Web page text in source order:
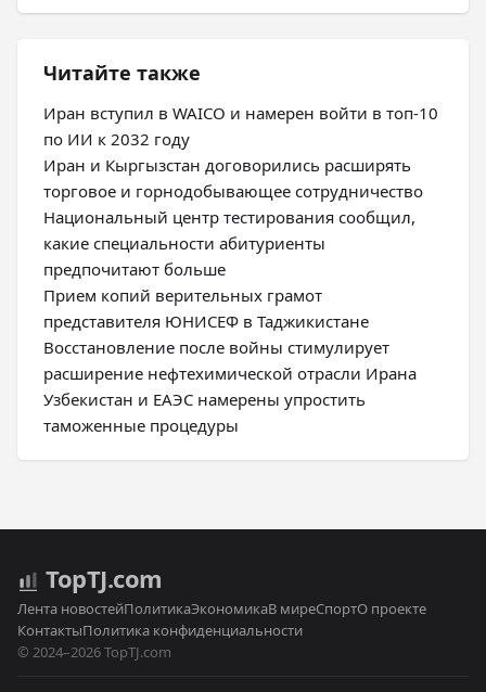
Читайте также
Иран вступил в WAICO и намерен войти в топ-10
по ИИ к 2032 году
Иран и Кыргызстан договорились расширять
торговое и горнодобывающее сотрудничество
Национальный центр тестирования сообщил,
какие специальности абитуриенты
предпочитают больше
Прием копий верительных грамот
представителя ЮНИСЕФ в Таджикистане
Восстановление после войны стимулирует
расширение нефтехимической отрасли Ирана
Узбекистан и ЕАЭС намерены упростить
таможенные процедуры
TopTJ.com
Лента новостейПолитикаЭкономикаВ миреСпортО проекте
КонтактыПолитика конфиденциальности
© 2024–2026 TopTJ.com